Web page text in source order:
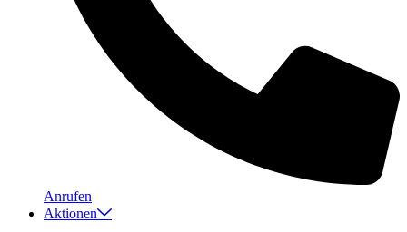
Anrufen
Aktionen